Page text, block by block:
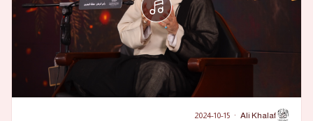
A
Ali Khalaf
·
2024-10-15